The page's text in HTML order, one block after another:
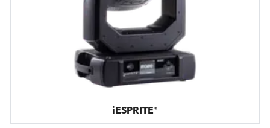
iESPRITE®